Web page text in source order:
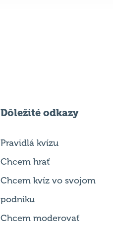
Dôležité odkazy
Pravidlá kvízu
Chcem hrať
Chcem kvíz vo svojom
podniku
Chcem moderovať